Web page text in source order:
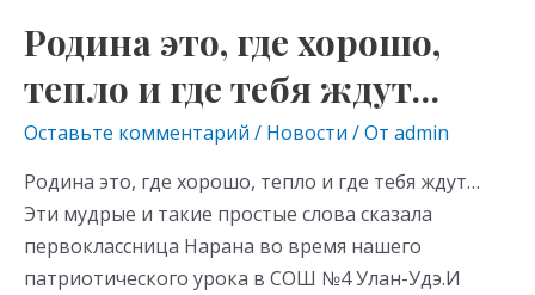
Родина это, где хорошо,
тепло и где тебя ждут…
Оставьте комментарий / Новости / От admin
Родина это, где хорошо, тепло и где тебя ждут…
Эти мудрые и такие простые слова сказала
первоклассница Нарана во время нашего
патриотического урока в СОШ №4 Улан-Удэ.И